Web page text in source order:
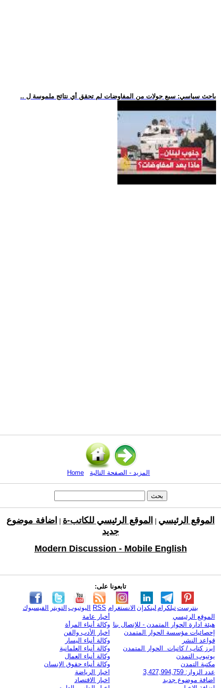
.. باحث سياسي: سبع جولات من المفاوضات لم تحقق أي نتائج ملموسة ل
Home المزيد - الصفحة التالية
الموقع الرئيسي الموقع الرئيسي للكاتب-ة
اضافة موضوع
جديد
Modern Discussion - Mobile English
تابعونا على:
الفيسبوك التويتر اليوتيوب RSS الانستغرام لينكدإن تيلكرامبنترست
الموقع الرئيسي
هيئة ادارة الحوار المتمدن - للإتصال بنا
إحصائيات مؤسسة الحوار المتمدن
قواعد النشر
ابرز كتاب / كاتبات الحوار المتمدن
يوتيوب التمدن
مكتبة التمدن
عدد الزوار: 3,427,994,759
اضافة موضوع جديد
أخبار عامة
وكالة أنباء المرأة
اخبار الأدب والفن
وكالة أنباء اليسار
وكالة أنباء العلمانية
وكالة أنباء العمال
وكالة أنباء حقوق الإنسان
اخبار الرياضة
اخبار الاقتصاد